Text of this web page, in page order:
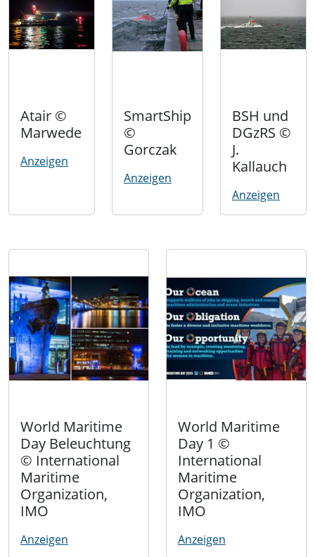
Atair ©
Marwede
Anzeigen
SmartShip
©
Gorczak
Anzeigen
BSH und
DGzRS ©
J.
Kallauch
Anzeigen
World Maritime
Day Beleuchtung
© International
Maritime
Organization,
IMO
Anzeigen
World Maritime
Day 1 ©
International
Maritime
Organization,
IMO
Anzeigen